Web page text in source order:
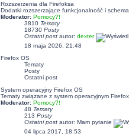
Rozszerzenia dla Firefoksa
Dodatki rozszerzające funkcjonalność i
Moderator: Pomocy?!
3810 Tematy
18730 Posty
Ostatni postautor: dexter
18 maja 2026, 21:48
Firefox OS
Tematy
Posty
Ostatni post
System operacyjny Firefox OS
Tematy związane z system operacyjnym
Moderator: Pomocy?!
48 Tematy
213 Posty
Ostatni postautor: Mam pytanie
04 lipca 2017, 18:53